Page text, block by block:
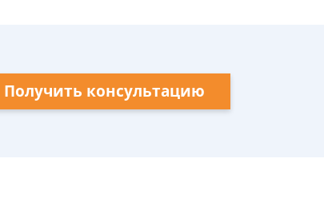
Получить консультацию